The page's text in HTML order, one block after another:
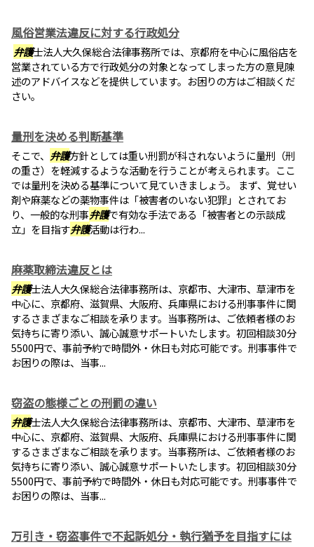
風俗営業法違反に対する行政処分
弁護士法人大久保総合法律事務所では、京都府を中心に風俗店を
営業されている方で行政処分の対象となってしまった方の意見陳
述のアドバイスなどを提供しています。お困りの方はご相談くだ
さい。
量刑を決める判断基準
そこで、 弁護方針としては重い刑罰が科されないように量刑（刑
の重さ）を軽減するような活動を行うことが考えられます。ここ
では量刑を決める基準について見ていきましょう。 まず、覚せい
剤や麻薬などの薬物事件は「被害者のいない犯罪」とされてお
り、一般的な刑事弁護で有効な手法である「被害者との示談成
立」を目指す弁護活動は行わ...
麻薬取締法違反とは
弁護士法人大久保総合法律事務所は、京都市、大津市、草津市を
中心に、京都府、滋賀県、大阪府、兵庫県における刑事事件に関
するさまざまなご相談を承ります。当事務所は、ご依頼者様のお
気持ちに寄り添い、誠心誠意サポートいたします。初回相談30分
5500円で、事前予約で時間外・休日も対応可能です。刑事事件で
お困りの際は、当事...
窃盗の態様ごとの刑罰の違い
弁護士法人大久保総合法律事務所は、京都市、大津市、草津市を
中心に、京都府、滋賀県、大阪府、兵庫県における刑事事件に関
するさまざまなご相談を承ります。当事務所は、ご依頼者様のお
気持ちに寄り添い、誠心誠意サポートいたします。初回相談30分
5500円で、事前予約で時間外・休日も対応可能です。刑事事件で
お困りの際は、当事...
万引き・窃盗事件で不起訴処分・執行猶予を目指すには